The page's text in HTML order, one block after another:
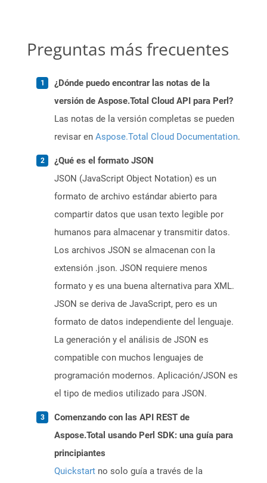
Preguntas más frecuentes
¿Dónde puedo encontrar las notas de la
versión de Aspose.Total Cloud API para Perl?
Las notas de la versión completas se pueden
revisar en Aspose.Total Cloud Documentation.
¿Qué es el formato JSON
JSON (JavaScript Object Notation) es un
formato de archivo estándar abierto para
compartir datos que usan texto legible por
humanos para almacenar y transmitir datos.
Los archivos JSON se almacenan con la
extensión .json. JSON requiere menos
formato y es una buena alternativa para XML.
JSON se deriva de JavaScript, pero es un
formato de datos independiente del lenguaje.
La generación y el análisis de JSON es
compatible con muchos lenguajes de
programación modernos. Aplicación/JSON es
el tipo de medios utilizado para JSON.
Comenzando con las API REST de
Aspose.Total usando Perl SDK: una guía para
principiantes
Quickstart no solo guía a través de la